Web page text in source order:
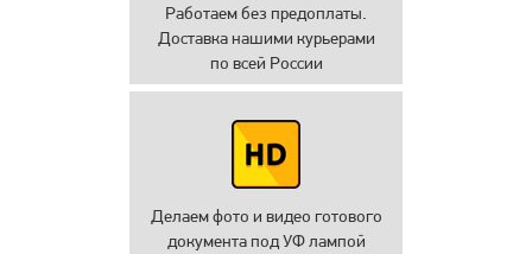
Работаем без предоплаты.
Доставка нашими курьерами
по всей России
Делаем фото и видео готового
документа под УФ лампой